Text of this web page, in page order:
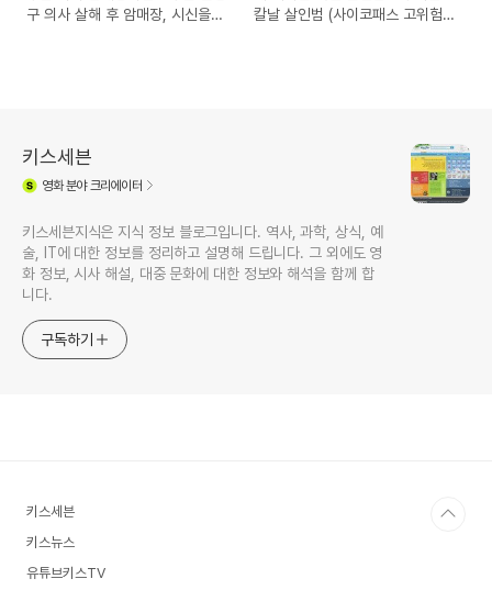
구 의사 살해 후 암매장, 시신을
칼날 살인범 (사이코패스 고위험
키스세븐
영화분야 크리에이터
키스세븐지식은 지식 정보 블로그입니다. 역사, 과학, 상식, 예
술, IT에 대한 정보를 정리하고 설명해 드립니다. 그 외에도 영
화 정보, 시사 해설, 대중 문화에 대한 정보와 해석을 함께 합
니다.
구독하기
키스세븐
키스뉴스
유튜브키스TV